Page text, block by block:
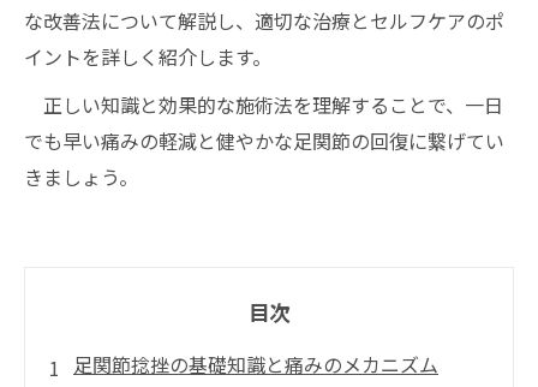
な改善法について解説し、適切な治療とセルフケアのポ
イントを詳しく紹介します。
正しい知識と効果的な施術法を理解することで、一日
でも早い痛みの軽減と健やかな足関節の回復に繋げてい
きましょう。
目次
足関節捻挫の基礎知識と痛みのメカニズム